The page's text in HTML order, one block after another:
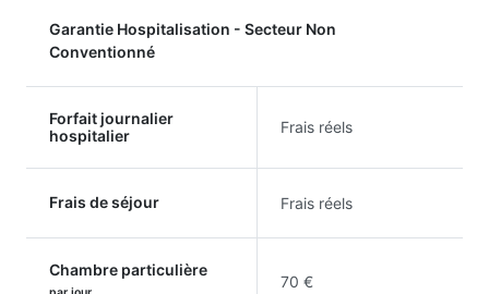
Garantie Hospitalisation - Secteur Non
Conventionné
Forfait journalier
hospitalier
Frais réels
Frais de séjour Frais réels
Chambre particulière
70 €